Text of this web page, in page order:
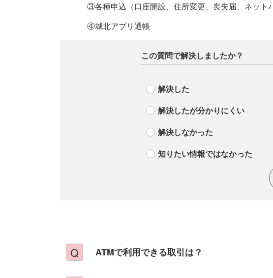
③各種申込（口座開設、住所変更、喪失届、ネット
④城北アプリ通帳
この質問で解決しましたか？
解決した
解決したが分かりにくい
解決しなかった
知りたい情報ではなかった
ATMで利用できる取引は？